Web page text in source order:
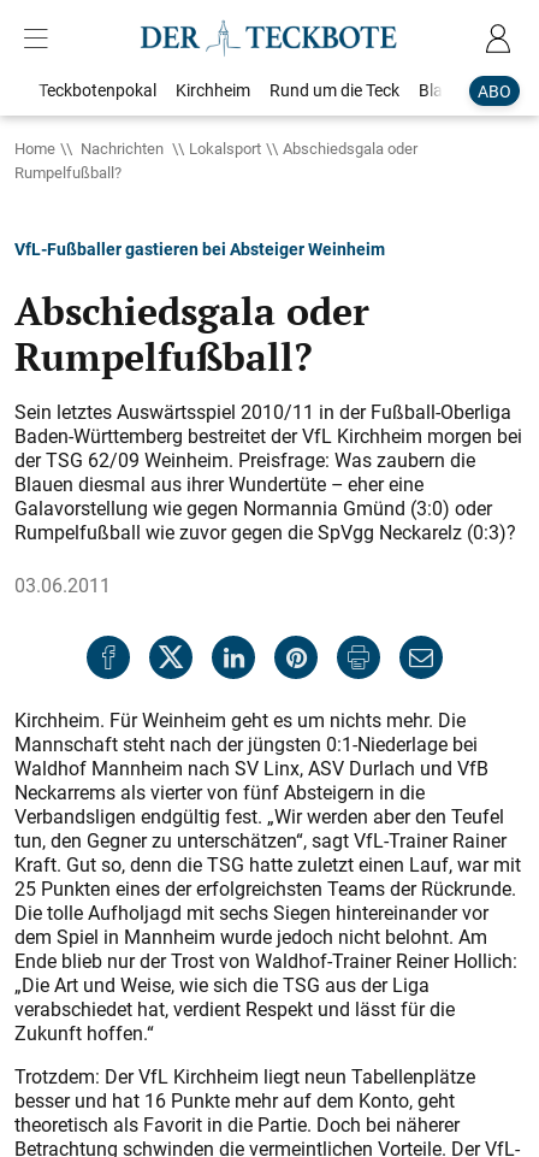
ABO
Teckbotenpokal Kirchheim Rund um die Teck Blaulicht
Home Nachrichten Lokalsport
Abschiedsgala oder
Rumpelfußball?
VfL-Fußballer gastieren bei Absteiger Weinheim
Abschiedsgala oder
Rumpelfußball?
Sein letztes Auswärtsspiel 2010/11 in der Fußball-Oberliga
Baden-Württemberg bestreitet der VfL Kirchheim morgen bei
der TSG 62/09 Weinheim. Preisfrage: Was zaubern die
Blauen diesmal aus ihrer Wundertüte – eher eine
Galavorstellung wie gegen Normannia Gmünd (3:0) oder
Rumpelfußball wie zuvor gegen die SpVgg Neckarelz (0:3)?
03.06.2011
Kirchheim. Für Weinheim geht es um nichts mehr. Die
Mannschaft steht nach der jüngsten 0:1-Niederlage bei
Waldhof Mannheim nach SV Linx, ASV Durlach und VfB
Neckar­rems als vierter von fünf Absteigern in die
Verbandsligen endgültig fest. „Wir werden aber den Teufel
tun, den Gegner zu unterschätzen“, sagt VfL-Trainer Rainer
Kraft. Gut so, denn die TSG hatte zuletzt einen Lauf, war mit
25 Punkten eines der erfolgreichsten Teams der Rückrunde.
Die tolle Aufholjagd mit sechs Siegen hintereinander vor
dem Spiel in Mannheim wurde jedoch nicht belohnt. Am
Ende blieb nur der Trost von Waldhof-Trainer Reiner Hollich:
„Die Art und Weise, wie sich die TSG aus der Liga
verabschiedet hat, verdient Respekt und lässt für die
Zukunft hoffen.“
Trotzdem: Der VfL Kirchheim liegt neun Tabellenplätze
besser und hat 16 Punkte mehr auf dem Konto, geht
theoretisch als Favorit in die Partie. Doch bei näherer
Betrachtung schwinden die vermeintlichen Vorteile. Der VfL-